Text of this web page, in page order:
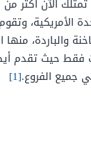
الأمريكية،
والباردة، منها
فقط حيث تقدم
جميع الفروع.[1]